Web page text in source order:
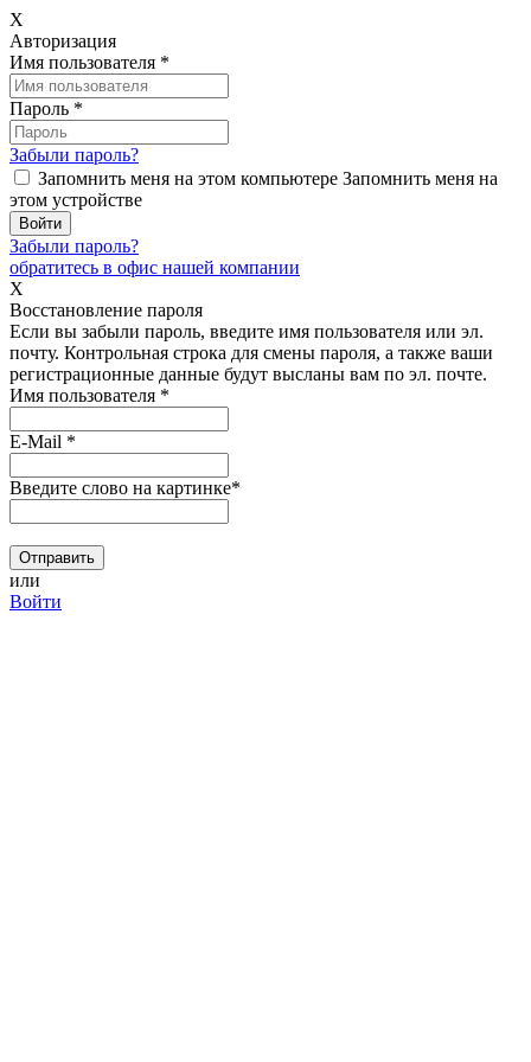
X
Авторизация
Имя пользователя *
Пароль *
Забыли пароль?
Запомнить меня на этом компьютере Запомнить меня на
этом устройстве
Забыли пароль?
обратитесь в офис нашей компании
X
Восстановление пароля
Если вы забыли пароль, введите имя пользователя или эл.
почту. Контрольная строка для смены пароля, а также ваши
регистрационные данные будут высланы вам по эл. почте.
Имя пользователя *
E-Mail *
Введите слово на картинке*
или
Войти